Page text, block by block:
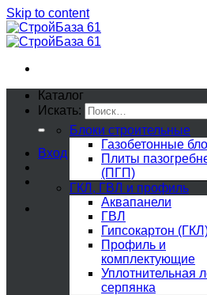
Skip to content
Искать:
Вход
Каталог
Блоки строительные
Газобетонные
Плиты
(ПГП)
ГКЛ, ГВЛ и профиль
Аквапанели
ГВЛ
Гипсокартон
Профиль и
комплектующие
Уплотнительная
серпянка